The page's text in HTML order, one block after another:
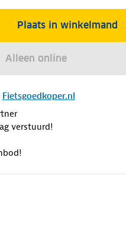
Plaats in winkelmand
Alleen online
Fietsgoedkoper.nl
verstuurd!